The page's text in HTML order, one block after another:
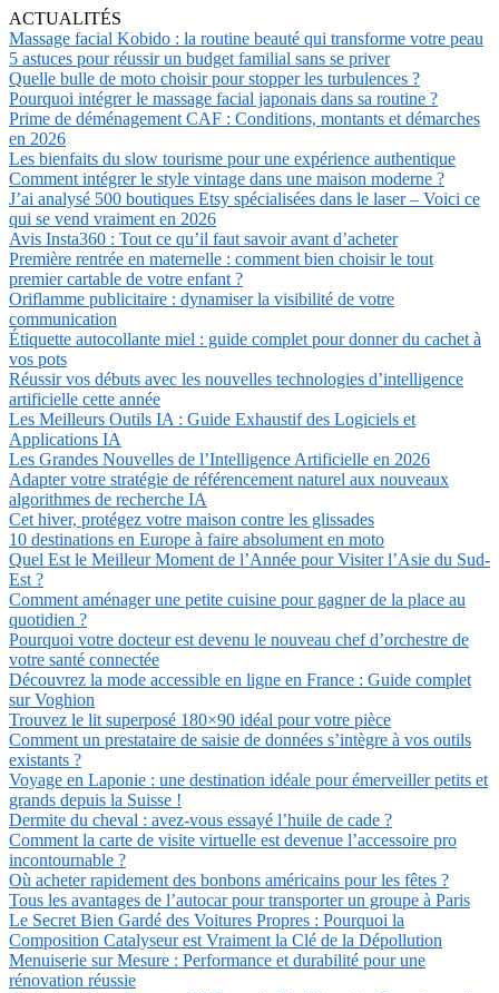
ACTUALITÉS
Massage facial Kobido : la routine beauté qui transforme votre peau
5 astuces pour réussir un budget familial sans se priver
Quelle bulle de moto choisir pour stopper les turbulences ?
Pourquoi intégrer le massage facial japonais dans sa routine ?
Prime de déménagement CAF : Conditions, montants et démarches
en 2026
Les bienfaits du slow tourisme pour une expérience authentique
Comment intégrer le style vintage dans une maison moderne ?
J’ai analysé 500 boutiques Etsy spécialisées dans le laser – Voici ce
qui se vend vraiment en 2026
Avis Insta360 : Tout ce qu’il faut savoir avant d’acheter
Première rentrée en maternelle : comment bien choisir le tout
premier cartable de votre enfant ?
Oriflamme publicitaire : dynamiser la visibilité de votre
communication
Étiquette autocollante miel : guide complet pour donner du cachet à
vos pots
Réussir vos débuts avec les nouvelles technologies d’intelligence
artificielle cette année
Les Meilleurs Outils IA : Guide Exhaustif des Logiciels et
Applications IA
Les Grandes Nouvelles de l’Intelligence Artificielle en 2026
Adapter votre stratégie de référencement naturel aux nouveaux
algorithmes de recherche IA
Cet hiver, protégez votre maison contre les glissades
10 destinations en Europe à faire absolument en moto
Quel Est le Meilleur Moment de l’Année pour Visiter l’Asie du Sud-
Est ?
Comment aménager une petite cuisine pour gagner de la place au
quotidien ?
Pourquoi votre docteur est devenu le nouveau chef d’orchestre de
votre santé connectée
Découvrez la mode accessible en ligne en France : Guide complet
sur Voghion
Trouvez le lit superposé 180×90 idéal pour votre pièce
Comment un prestataire de saisie de données s’intègre à vos outils
existants ?
Voyage en Laponie : une destination idéale pour émerveiller petits et
grands depuis la Suisse !
Dermite du cheval : avez-vous essayé l’huile de cade ?
Comment la carte de visite virtuelle est devenue l’accessoire pro
incontournable ?
Où acheter rapidement des bonbons américains pour les fêtes ?
Tous les avantages de l’autocar pour transporter un groupe à Paris
Le Secret Bien Gardé des Voitures Propres : Pourquoi la
Composition Catalyseur est Vraiment la Clé de la Dépollution
Menuiserie sur Mesure : Performance et durabilité pour une
rénovation réussie